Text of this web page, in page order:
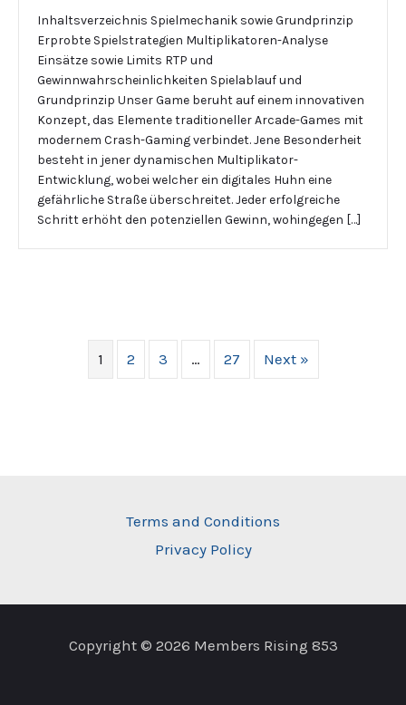
Inhaltsverzeichnis Spielmechanik sowie Grundprinzip
Erprobte Spielstrategien Multiplikatoren-Analyse
Einsätze sowie Limits RTP und
Gewinnwahrscheinlichkeiten Spielablauf und
Grundprinzip Unser Game beruht auf einem innovativen
Konzept, das Elemente traditioneller Arcade-Games mit
modernem Crash-Gaming verbindet. Jene Besonderheit
besteht in jener dynamischen Multiplikator-
Entwicklung, wobei welcher ein digitales Huhn eine
gefährliche Straße überschreitet. Jeder erfolgreiche
Schritt erhöht den potenziellen Gewinn, wohingegen […]
1 2 3 … 27 Next »
Terms and Conditions
Privacy Policy
Copyright © 2026 Members Rising 853